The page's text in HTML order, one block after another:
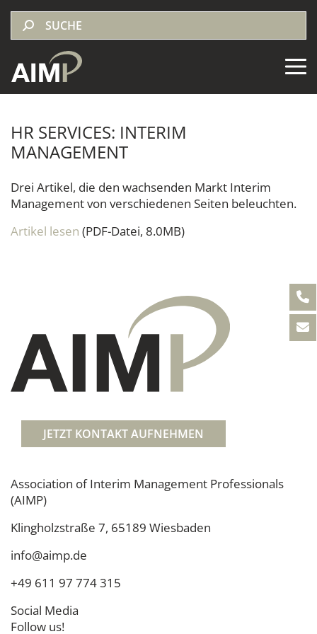
HR SERVICES: INTERIM
MANAGEMENT
Drei Artikel, die den wachsenden Markt Interim
Management von verschiedenen Seiten beleuchten.
Artikel lesen (PDF-Datei, 8.0MB)
JETZT KONTAKT AUFNEHMEN
Association of Interim Management Professionals
(AIMP)
Klingholzstraße 7, 65189 Wiesbaden
info@aimp.de
+49 611 97 774 315
Social Media
Follow us!